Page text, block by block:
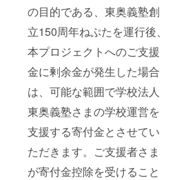
の目的である、東奥義塾創
立150周年ねぷたを運行後、
本プロジェクトへのご支援
金に剰余金が発生した場合
は、可能な範囲で学校法人
東奥義塾さまの学校運営を
支援する寄付金とさせてい
ただきます。ご支援者さま
が寄付金控除を受けること